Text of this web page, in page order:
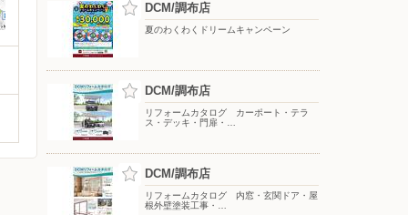
DCM/調布店
夏のわくわくドリームキャンペーン
DCM/調布店
リフォームカタログ カーポート・テラ
ス・デッキ・門扉・…
DCM/調布店
リフォームカタログ 内窓・玄関ドア・屋
根外壁塗装工事・…